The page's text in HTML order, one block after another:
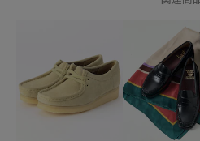
※掲載画像の商品の色味は、屋外や屋
と色味が異なる場合がございます。
異なる場合もございますので、予めご
※着用、お取り扱いの際は、商品につ
ンタグを必ずご確認下さい。